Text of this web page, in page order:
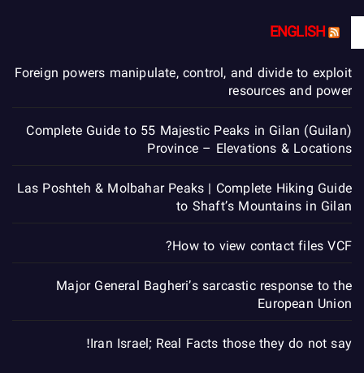
ENGLISH
Foreign powers manipulate, control, and divide to exploit
resources and power
Complete Guide to 55 Majestic Peaks in Gilan (Guilan)
Province – Elevations & Locations
Las Poshteh & Molbahar Peaks | Complete Hiking Guide
to Shaft’s Mountains in Gilan
How to view contact files VCF?
Major General Bagheri’s sarcastic response to the
European Union
Iran Israel; Real Facts those they do not say!